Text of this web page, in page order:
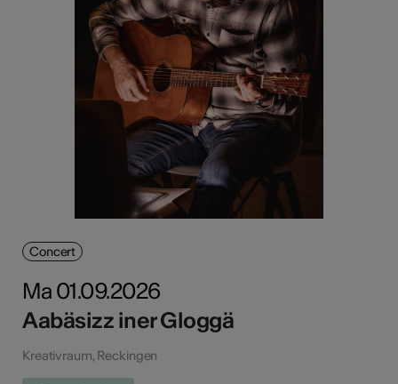
Concert
Ma 01.09.2026
Aabäsizz iner Gloggä
Kreativraum, Reckingen